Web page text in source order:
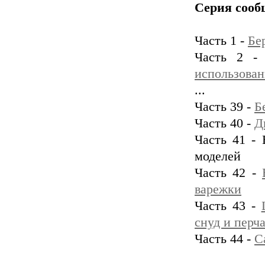
Серия
Часть 1 -
Часть 2
...
Часть 39 -
Часть 40 -
Часть 41 -
моделей
Часть 42 -
варежки
Часть 43 -
снуд и
Часть 44 -